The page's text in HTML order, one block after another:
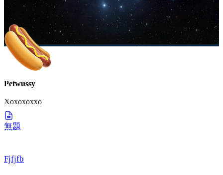
Petwussy
Xoxoxoxxo
無題
Fjfjfb